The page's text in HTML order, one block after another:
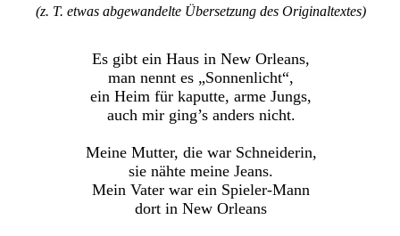
(z. T. etwas abgewandelte Übersetzung des Originaltextes)
Es gibt ein Haus in New Orleans,
man nennt es „Sonnenlicht“,
ein Heim für kaputte, arme Jungs,
auch mir ging’s anders nicht.
Meine Mutter, die war Schneiderin,
sie nähte meine Jeans.
Mein Vater war ein Spieler-Mann
dort in New Orleans